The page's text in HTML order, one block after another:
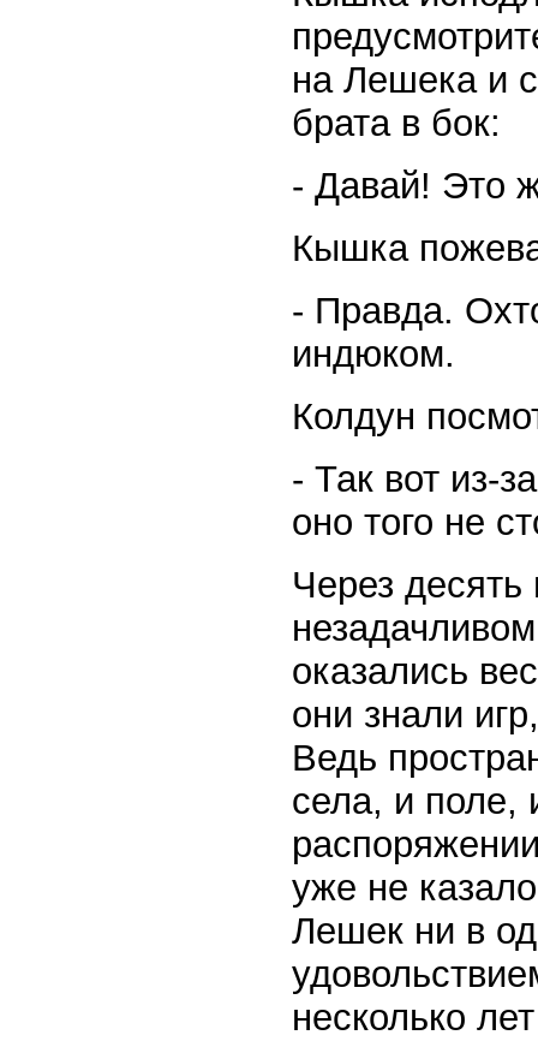
на Лешека и
брата в бок:
- Давай! Это
Кышка
- Правда.
индюком.
Колдун
- Так вот из-
оно того не
Через
оказались
они знали
Ведь
села, и поле,
уже не
Лешек ни в
несколько